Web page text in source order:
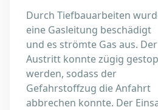
Durch Tiefbauarbeiten
eine Gasleitung beschädigt
und es strömte Gas aus. Der
Austritt konnte zügig
werden, sodass der
Gefahrstoffzug die Anfahrt
abbrechen konnte. Der